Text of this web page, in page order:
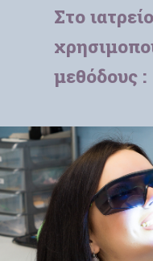
Στο
μεθόδους :